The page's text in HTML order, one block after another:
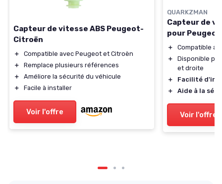
Capteur de vitesse ABS Peugeot-
Citroën
＋
Compatible avec Peugeot et Citroën
＋
Remplace plusieurs références
＋
Améliore la sécurité du véhicule
＋
Facile à installer
Voir l'offre
QUARKZMAN
Capteur de
pour Peugeot
＋
Compatible
＋
Disponible
et droite
＋
Facilité
＋
Aide à la
Voir l'offre